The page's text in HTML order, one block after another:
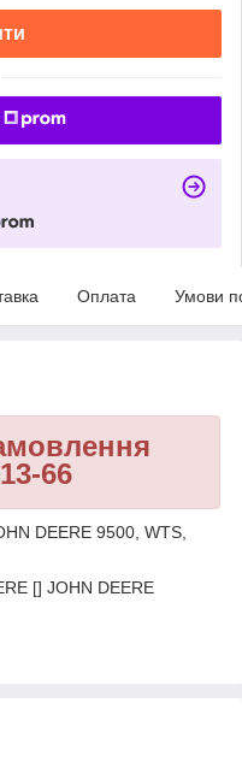
Оплата Умови
66
DEERE 9500, WTS,
[] JOHN DEERE